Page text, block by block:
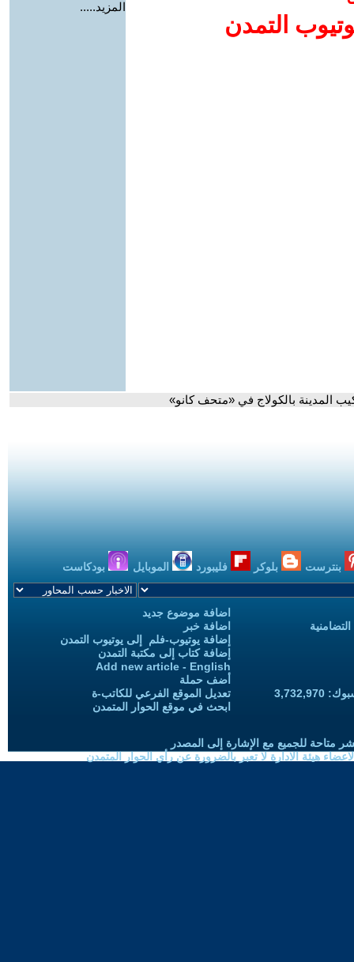
التمدن
المزيد.....
المدينة بالكولاج في «متحف كانو»
بنترست بلوكر فليبورد الموبايل بودكاست
اضافة موضوع جديد
اضافة خبر
إضافة يوتيوب-فلم إلى يوتيوب التمدن
إضافة كتاب إلى مكتبة التمدن
Add new article - English
أضف حملة
تعديل الموقع الفرعي للكاتب-ة
ابحث في موقع الحوار المتمدن
متاحة للجميع مع الإشارة إلى المصدر
هيئة الادارة لا تعبر بالضرورة عن رأي الحوار المتمدن